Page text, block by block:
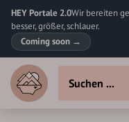
HEY Portale 2.0Wir bereiten
besser, größer, schlauer.
Coming soon →